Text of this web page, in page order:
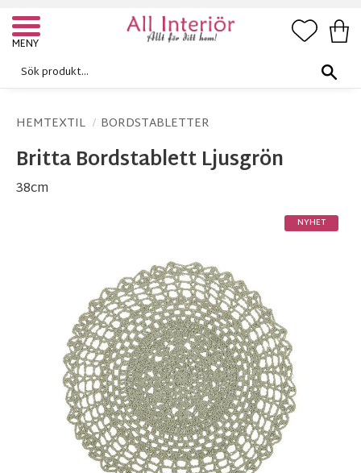
Meny
HEMTEXTIL BORDSTABLETTER
Britta Bordstablett Ljusgrön
38cm
NYHET